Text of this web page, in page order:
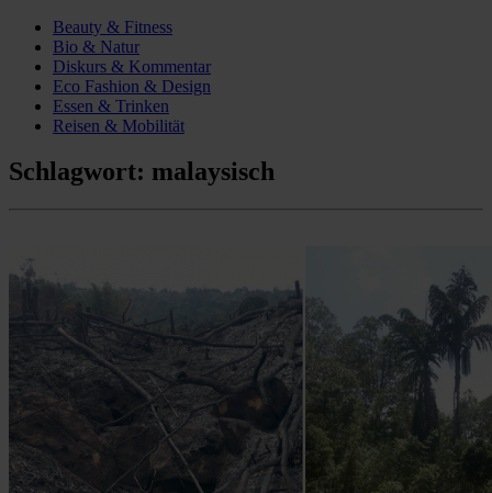
Beauty & Fitness
Bio & Natur
Diskurs & Kommentar
Eco Fashion & Design
Essen & Trinken
Reisen & Mobilität
Schlagwort: malaysisch